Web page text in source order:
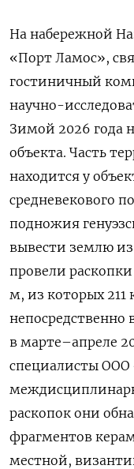
На набережной
«Порт Ламос»,
гостиничный
научно-
Зимой 2026 года
объекта. Часть
находится у
средневекового
подножия
вывести землю
провели
м, из которых 211
непосредственно
в марте–апреле
специалисты ООО
раскопок они
фрагментов
местной,